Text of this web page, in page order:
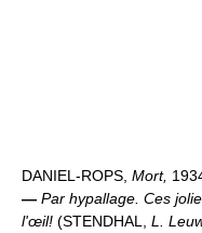
DANIEL-ROPS, Mort,
— Par hypallage. Ces
l'œil! (STENDHAL, L.